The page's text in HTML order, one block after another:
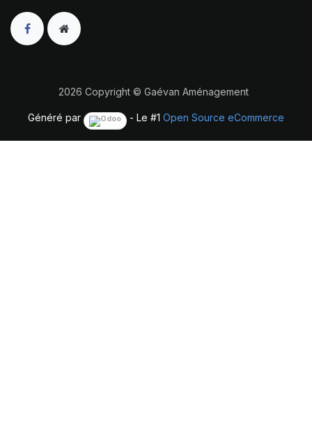
2026 Copyright © Gaévan Aménagement
Généré par - Le #1 Open Source eCommerce